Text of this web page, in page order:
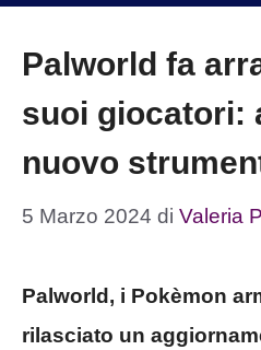
Palworld fa
suoi giocatori:
nuovo
5 Marzo 2024 di Valeria
Palworld, i Pokèmon
rilasciato un